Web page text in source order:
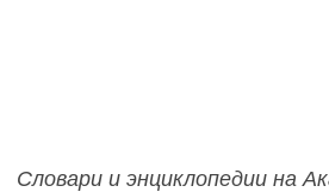
Словари и энциклопедии на